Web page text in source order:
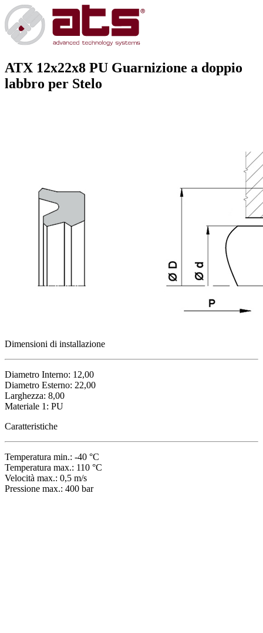
ATX 12x22x8 PU Guarnizione a doppio
labbro per Stelo
Dimensioni di installazione
Diametro Interno: 12,00
Diametro Esterno: 22,00
Larghezza: 8,00
Materiale 1: PU
Caratteristiche
Temperatura min.: -40 °C
Temperatura max.: 110 °C
Velocità max.: 0,5 m/s
Pressione max.: 400 bar